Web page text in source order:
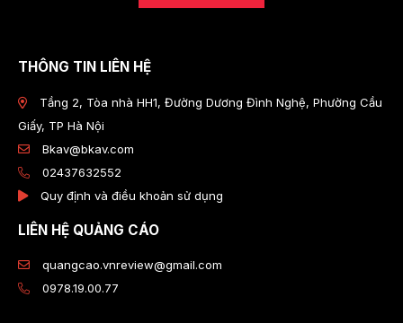
THÔNG TIN LIÊN HỆ
Tầng 2, Tòa nhà HH1, Đường Dương Đình Nghệ, Phường Cầu
Giấy, TP Hà Nội
Bkav@bkav.com
02437632552
Quy định và điều khoản sử dụng
LIÊN HỆ QUẢNG CÁO
quangcao.vnreview@gmail.com
0978.19.00.77